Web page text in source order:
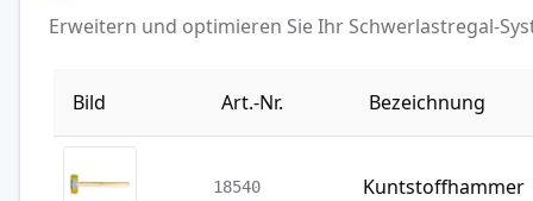
Erweitern und optimieren Sie Ihr Schwerlastregal-
Bild Art.-Nr. Bezeichnung
18540 Kuntstoffhammer